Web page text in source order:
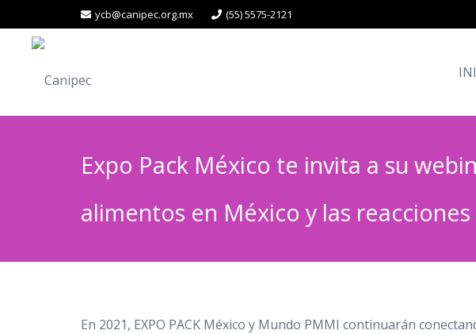
ycb@canipec.org.mx (55) 5575-2121
Expo Pack México te invita a su
alimentos en México y las
En 2021, EXPO PACK México y Mundo PMMI continuarán